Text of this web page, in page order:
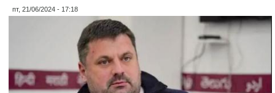
пт, 21/06/2024 - 17:18